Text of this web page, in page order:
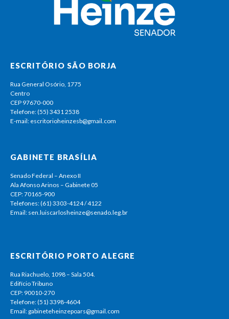
ESCRITÓRIO SÃO BORJA
Rua General Osório, 1775
Centro
CEP 97670-000
Telefone: (55) 3431 2538
E-mail: escritorioheinzesb@gmail.com
GABINETE BRASÍLIA
Senado Federal – Anexo II
Ala Afonso Arinos – Gabinete 05
CEP: 70165-900
Telefones: (61) 3303-4124 / 4122
Email: sen.luiscarlosheinze@senado.leg.br
ESCRITÓRIO PORTO ALEGRE
Rua Riachuelo, 1098 – Sala 504.
Edifício Tribuno
CEP: 90010-270
Telefone: (51) 3398-4604
Email: gabineteheinzepoars@gmail.com